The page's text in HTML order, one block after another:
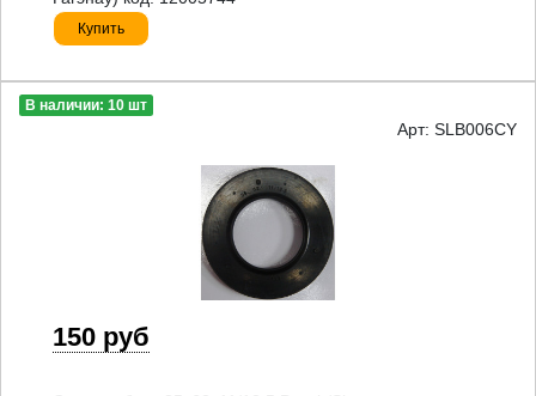
Купить
В наличии: 10 шт
Арт: SLB006CY
150 руб